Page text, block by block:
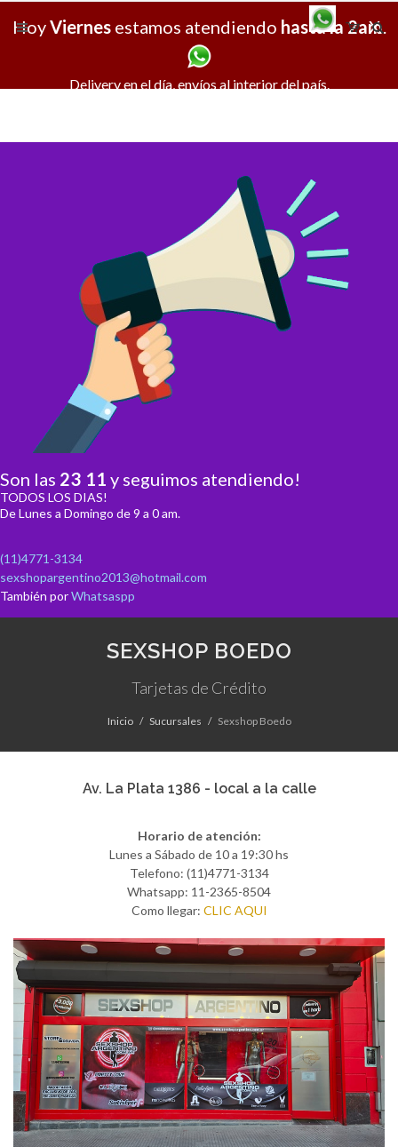
X
HoyViernesestamos atendiendo hasta la 2am.
Delivery en el día, envíos al interior del país.
Son las 23 11 y seguimos atendiendo!
TODOS LOS DIAS!
De Lunes a Domingo de 9 a 0 am.
(11)4771-3134
sexshopargentino2013@hotmail.com
También porWhatsaspp
SEXSHOP BOEDO
Tarjetas de Crédito
Inicio Sucursales Sexshop Boedo
Av. La Plata 1386 - local a la calle
Horario de atención:
Lunes a Sábado de 10 a 19:30 hs
Telefono: (11)4771-3134
Whatsapp: 11-2365-8504
Como llegar: CLIC AQUI